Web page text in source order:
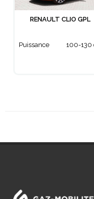
RENAULT CLIO GPL
Puissance 100-130